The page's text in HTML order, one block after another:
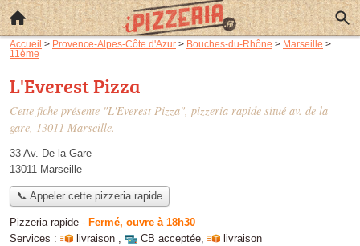
Accueil > Provence-Alpes-Côte d'Azur > Bouches-du-Rhône > Marseille >
11ème
L'Everest Pizza
Cette fiche présente "L'Everest Pizza", pizzeria rapide situé av. de la
gare, 13011 Marseille.
33 Av. De la Gare
13011 Marseille
📞 Appeler cette pizzeria rapide
Pizzeria rapide - Fermé, ouvre à 18h30
Services :
livraison , CB acceptée, livraison